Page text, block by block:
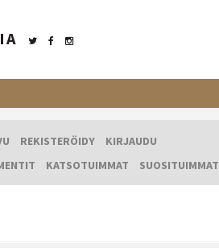
REKISTERÖIDY
KIRJAUDU
KATSOTUIMMAT SUOSITUIMMAT